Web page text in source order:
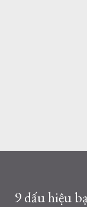
9 dấu hiệu